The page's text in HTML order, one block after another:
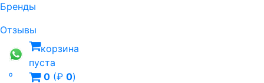
Бренды
Отзывы

корзина
пуста
0 (₽ 0)